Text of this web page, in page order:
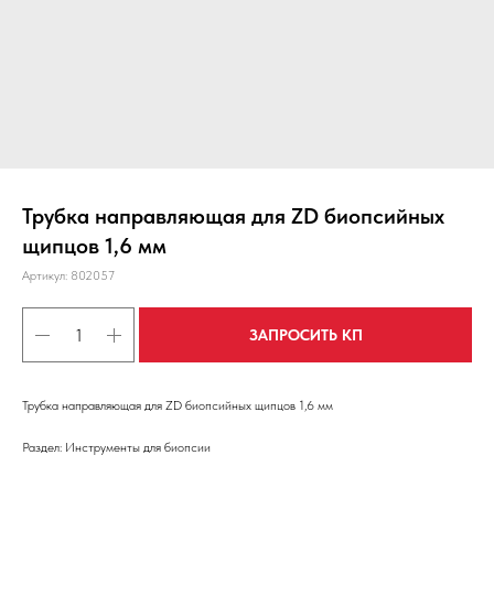
Трубка направляющая для ZD биопсийных
щипцов 1,6 мм
Артикул: 802057
ЗАПРОСИТЬ КП
Трубка направляющая для ZD биопсийных щипцов 1,6 мм
Раздел: Инструменты для биопсии